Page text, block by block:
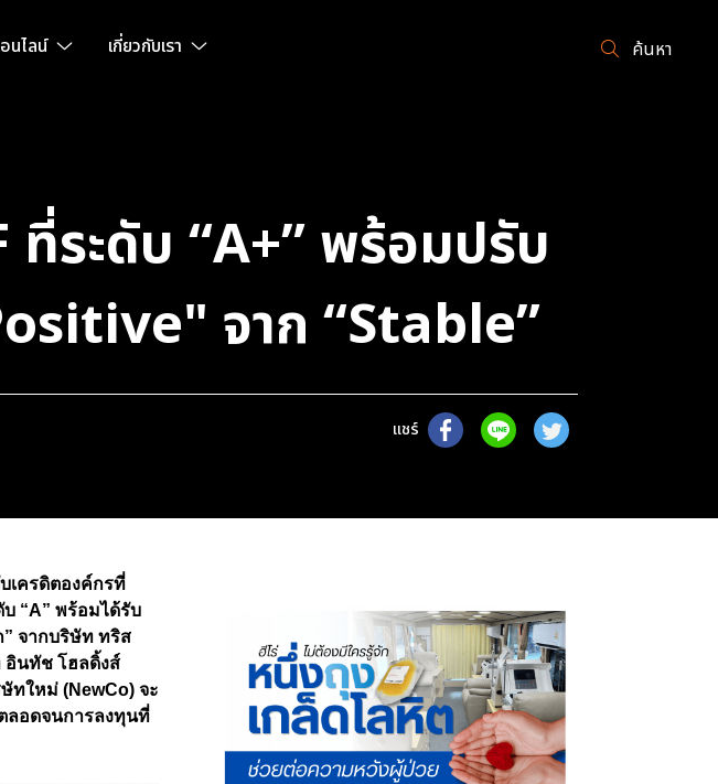
นไลน์ เกี่ยวกับเรา ค้นหา
ระดับ “A+” พร้อมปรับ
จาก “Stable”
แชร์
เครดิตองค์กรที่
“A” พร้อมได้รับ
” จากบริษัท ทริส
อินทัช โฮลดิ้งส์
ทใหม่ (NewCo) จะ
ลอดจนการลงทุนที่